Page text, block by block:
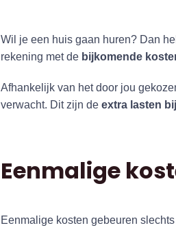
Wil je een huis gaan huren? Dan
rekening met de bijkomende
Afhankelijk van het door jou
verwacht. Dit zijn de extra lasten
Eenmalige
Eenmalige kosten gebeuren slechts